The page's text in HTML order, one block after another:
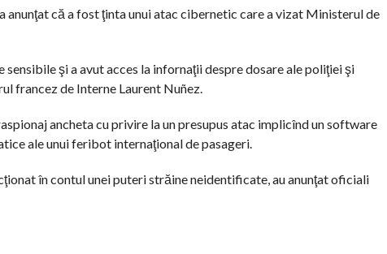
că a fost ţinta unui atac cibernetic care a vizat Ministerul de
şi a avut acces la infornaţii despre dosare ale poliţiei şi
francez de Interne Laurent Nuñez.
ancheta cu privire la un presupus atac implicînd un software
ale unui feribot internaţional de pasageri.
în contul unei puteri străine neidentificate, au anunţat oficiali